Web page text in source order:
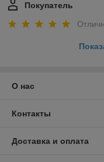
Покупатель
О нас
Контакты
Доставка и оплата